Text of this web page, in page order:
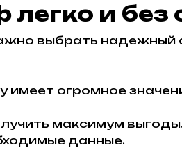
и без
выбрать надежный
имеет огромное
максимум выгоды.
данные.